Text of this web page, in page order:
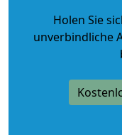
Holen Sie
unverbindliche